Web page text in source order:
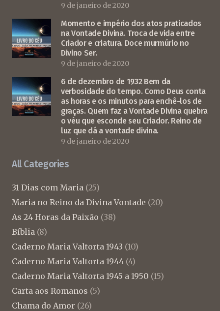
9 de janeiro de 2020
Momento e império dos atos praticados
na Vontade Divina. Troca de vida entre
Criador e criatura. Doce murmúrio no
Divino Ser.
9 de janeiro de 2020
6 de dezembro de 1932 Bem da
verbosidade do tempo. Como Deus conta
as horas e os minutos para enchê-los de
graças. Quem faz a Vontade Divina quebra
o véu que esconde seu Criador. Reino de
luz que dá a vontade divina.
9 de janeiro de 2020
All Categories
31 Dias com Maria (25)
Maria no Reino da Divina Vontade (20)
As 24 Horas da Paixão (38)
Bíblia (8)
Caderno Maria Valtorta 1943 (10)
Caderno Maria Valtorta 1944 (4)
Caderno Maria Valtorta 1945 a 1950 (15)
Carta aos Romanos (5)
Chama do Amor (26)